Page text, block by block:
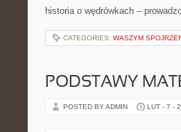
historia o wędrówkach –
CATEGORIES: WASZYM
PODSTAWY
POSTED BY ADMIN LUT - 7 -